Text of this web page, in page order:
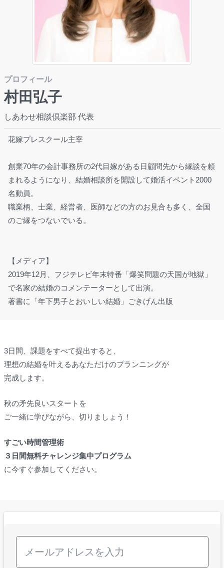
プロフィール
村田弘子
しあわせ相談倶楽部 代表
花嫁プレスクール主宰
創業70年の会計事務所の2代目嫁がある日顧問先から縁談を頼
まれるようになり、結婚相談所を開設して婚活イベント2000
名動員。
職業柄、士業、経営者、医師などの方のお見合も多く、全国
のご縁をつないでいる。
【メディア】
2019年12月、フジテレビ年末特番「爆笑問題の天国が地獄」
で名家の結婚のコメンテーターとして出演。
著書に「年下男子とおいしい結婚」ごきげん出版
3日間、課題をすべて提出すると、
理想の結婚を叶えるあなただけのプランニングが
完成します。
秋の矛先良いスタートを
ご一緒に学びながら、切りましょう！
すごい時間管理術
３日間無料チャレンジ集中プログラム
に今すぐ参加してください。